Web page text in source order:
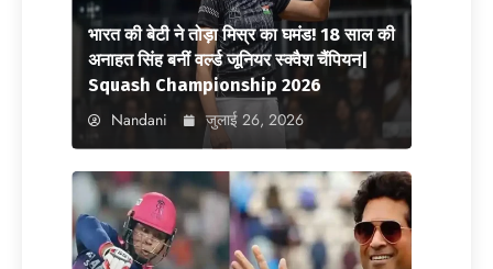
भारत की बेटी ने तोड़ा मिस्र का घमंड! 18 साल की
अनाहत सिंह बनीं वर्ल्ड जूनियर स्क्वैश चैंपियन|
Squash Championship 2026
Nandani जुलाई 26, 2026